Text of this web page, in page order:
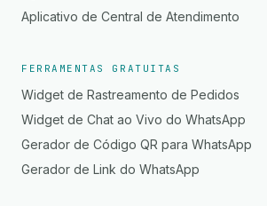
Aplicativo de Central de Atendimento
FERRAMENTAS GRATUITAS
Widget de Rastreamento de Pedidos
Widget de Chat ao Vivo do WhatsApp
Gerador de Código QR para WhatsApp
Gerador de Link do WhatsApp